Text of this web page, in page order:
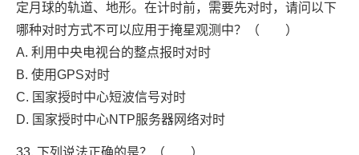
定月球的轨道、地形。在计时前，需要先对时，请问以下
哪种对时方式不可以应用于掩星观测中？（ ）
A. 利用中央电视台的整点报时对时
B. 使用GPS对时
C. 国家授时中心短波信号对时
D. 国家授时中心NTP服务器网络对时
33. 下列说法正确的是？（ ）